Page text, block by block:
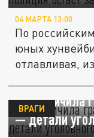
04 МАРТА 13:00
По
юных
отлавливая,
ФСБ уличила
— детали
ВРАГИ